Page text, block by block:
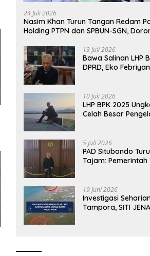
Tetapi Harus Menunjukkan
Akuntabilitas.
24 Juli 2026
Nasim Khan Turun Tangan Redam
Holding PTPN dan SPBUN-SGN,
13 Juli 2026
Bawa Salinan LHP
DPRD, Eko
Harus Berbasis
10 Juli 2026
LHP BPK 2025
Celah Besar
5 Juli 2026
PAD Situbondo
Tajam: Pemerintah
Menunjukkan
Akuntabilitas.
19 Juni 2026
Investigasi
Tampora, SITI